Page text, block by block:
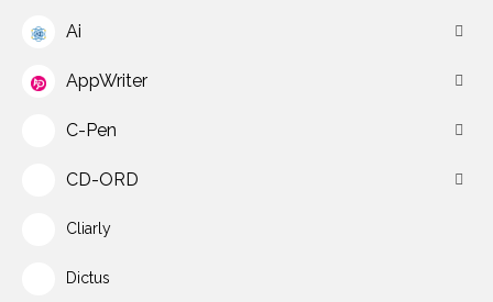
Ai
AppWriter
C-Pen
CD-ORD
Cliarly
Dictus